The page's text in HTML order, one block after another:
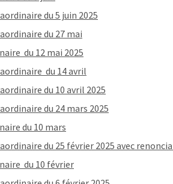
du 5 juin 2025
du 27 mai
du 12 mai 2025
du 14 avril
du 10 avril 2025
du 24 mars 2025
du 10 mars
du 25 février 2025 avec
du 10 février